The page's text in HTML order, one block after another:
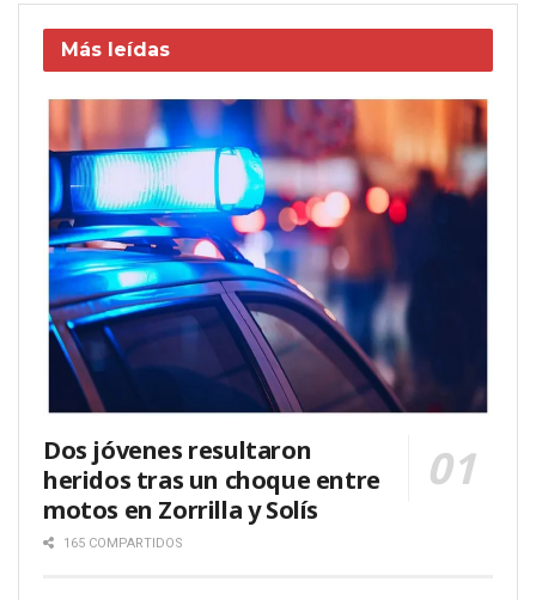
Más leídas
Dos jóvenes resultaron
heridos tras un choque entre
motos en Zorrilla y Solís
165 COMPARTIDOS